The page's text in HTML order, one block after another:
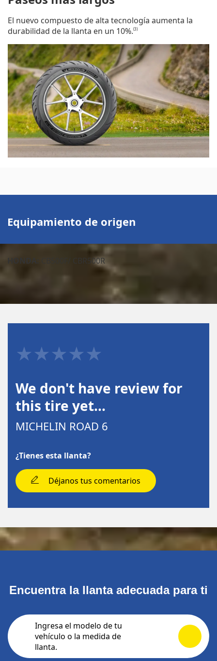
El nuevo compuesto de alta tecnología aumenta la
durabilidad de la llanta en un 10%.(3)
Equipamiento de origen
CB500F/ CBR500R
★★★★★
We don't have review for
this tire yet…
MICHELIN ROAD 6
¿Tienes esta llanta?
Déjanos tus comentarios
Encuentra la llanta adecuada para ti
Ingresa el modelo de tu
vehículo o la medida de
llanta.